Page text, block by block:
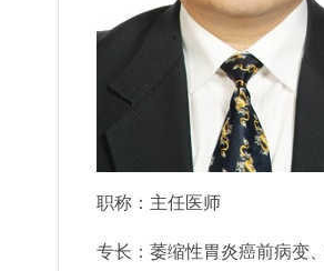
职称：主任医师
专长：萎缩性胃炎癌前病变